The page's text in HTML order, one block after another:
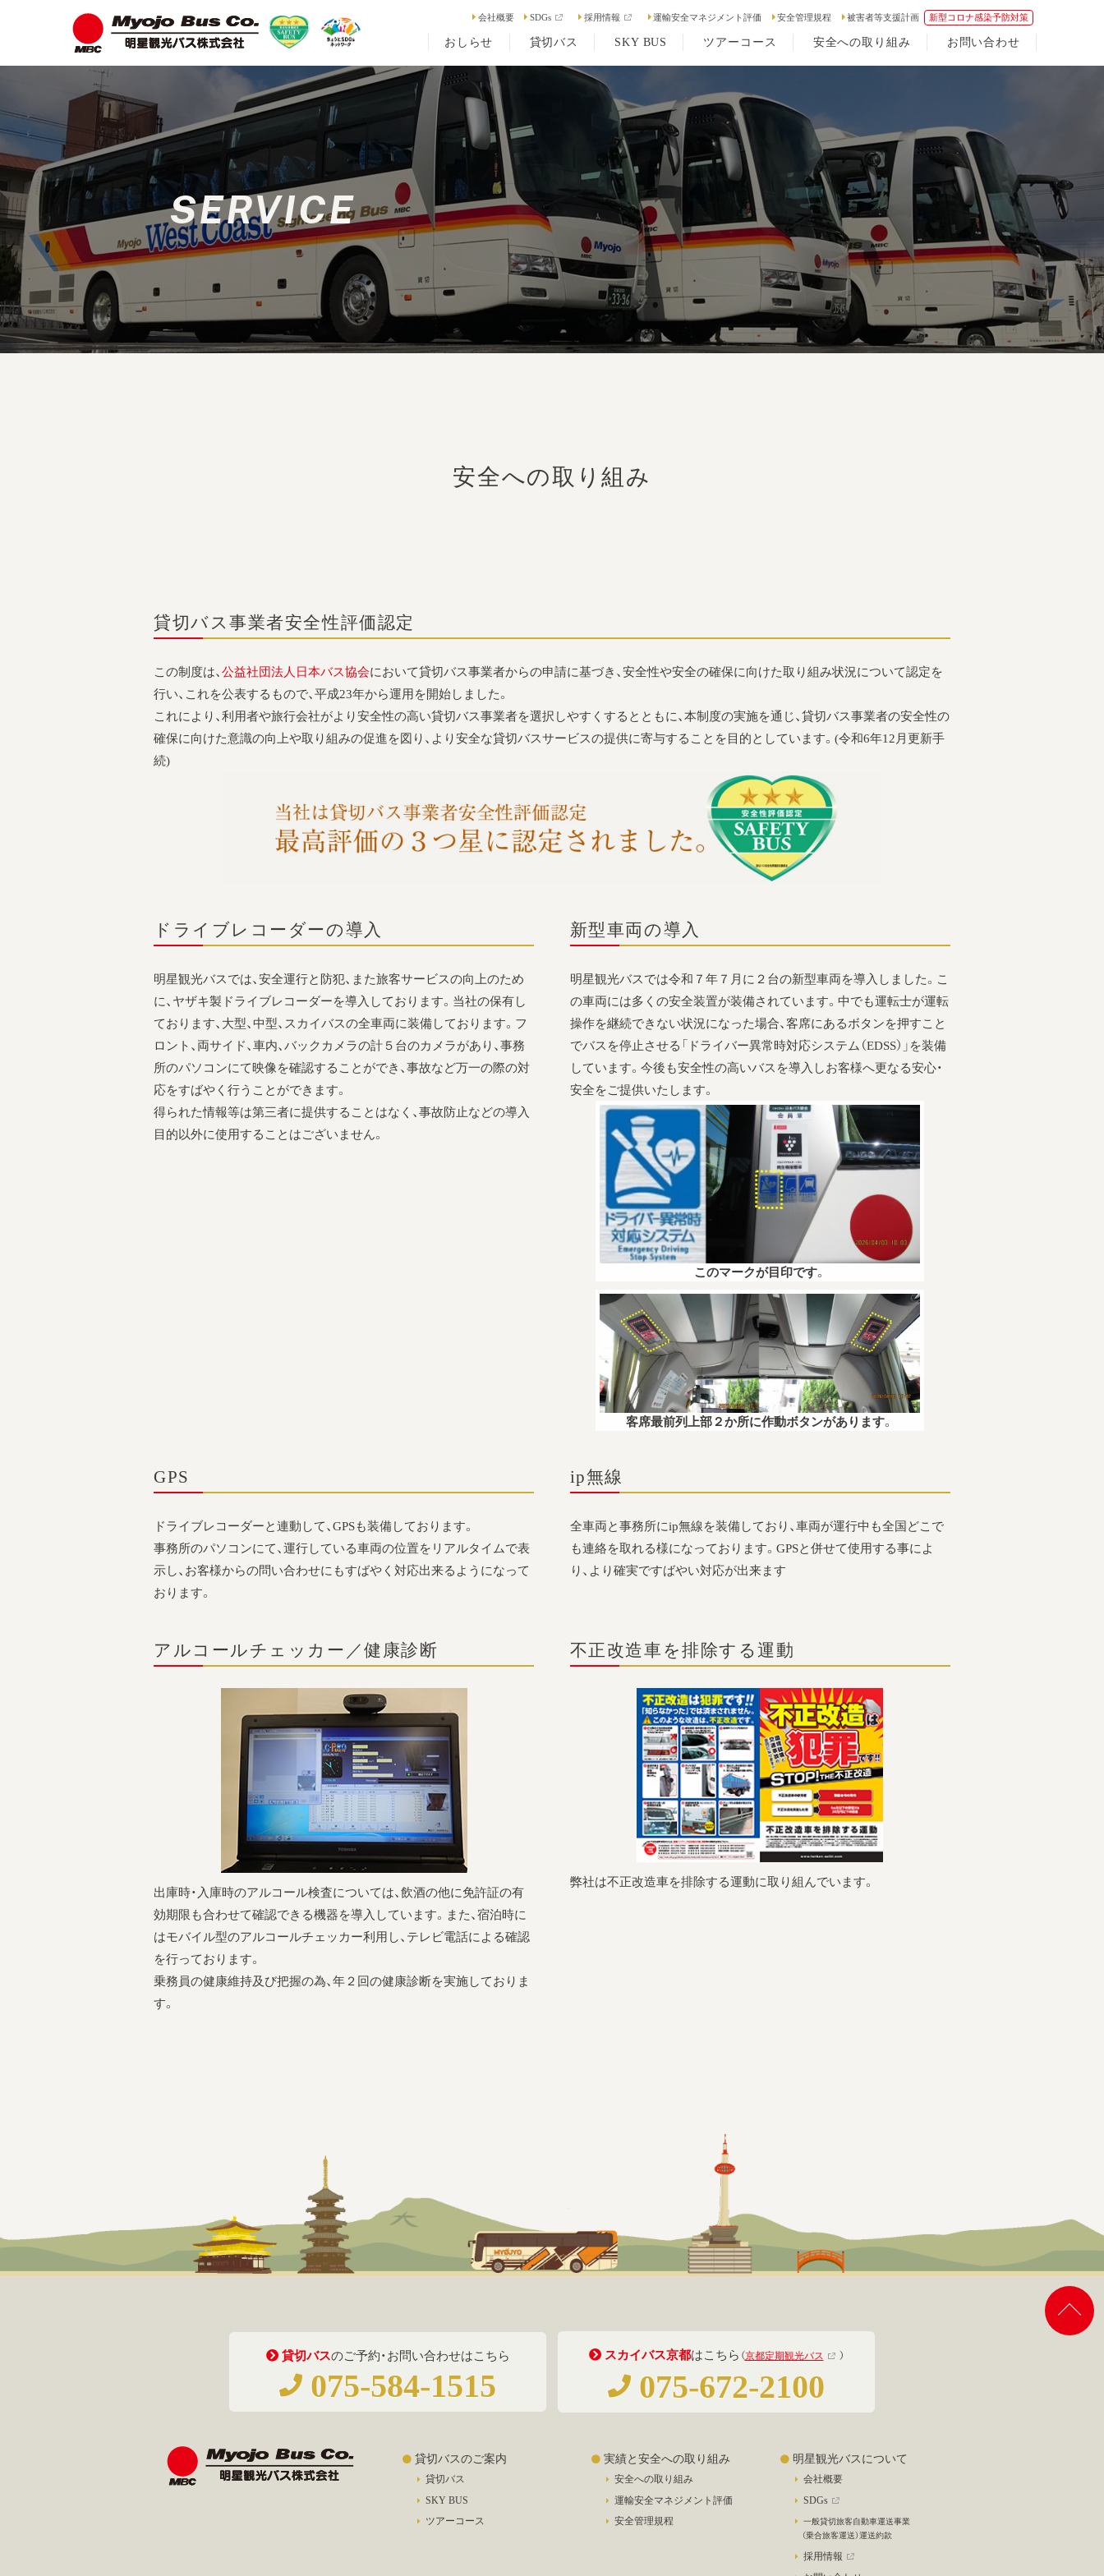
おしらせ 貸切バス SKY BUS ツアーコース 安全への取り組み お問い合わせ
会社概要 SDGs 採用情報 運輸安全マネジメント評価 安全管理規程 被害者等支援計画 新型コロナ感染予防対策
SERVICE
安全への取り組み
貸切バス事業者安全性評価認定
この制度は、 公益社団法人日本バス協会において貸切バス事業者からの申請に基づき、安全性や安全の確保に向けた取り組み状況について認定を
行い、これを公表するもので、平成23年から運用を開始しました。
これにより、利用者や旅行会社がより安全性の高い貸切バス事業者を選択しやすくするとともに、本制度の実施を通じ、貸切バス事業者の安全性の
確保に向けた意識の向上や取り組みの促進を図り、より安全な貸切バスサービスの提供に寄与することを目的としています。(令和6年12月更新手
続)
ドライブレコーダーの導入
明星観光バスでは、安全運行と防犯、また旅客サービスの向上のため
に、ヤザキ製ドライブレコーダーを導入しております。当社の保有し
ております、大型、中型、スカイバスの全車両に装備しております。フ
ロント、両サイド、車内、バックカメラの計５台のカメラがあり、事務
所のパソコンにて映像を確認することができ、事故など万一の際の対
応をすばやく行うことができます。
得られた情報等は第三者に提供することはなく、事故防止などの導入
目的以外に使用することはございません。
新型車両の導入
明星観光バスでは令和７年７月に２台の新型車両を導入しました。こ
の車両には多くの安全装置が装備されています。中でも運転士が運転
操作を継続できない状況になった場合、客席にあるボタンを押すこと
でバスを停止させる「ドライバー異常時対応システム（EDSS）」を装備
しています。今後も安全性の高いバスを導入しお客様へ更なる安心・
安全をご提供いたします。
このマークが目印です。
客席最前列上部２か所に作動ボタンがあります。
GPS
ドライブレコーダーと連動して、GPSも装備しております。
事務所のパソコンにて、運行している車両の位置をリアルタイムで表
示し、お客様からの問い合わせにもすばやく対応出来るようになって
おります。
ip無線
全車両と事務所にip無線を装備しており、車両が運行中も全国どこで
も連絡を取れる様になっております。GPSと併せて使用する事によ
り、より確実ですばやい対応が出来ます
アルコールチェッカー／健康診断
出庫時・入庫時のアルコール検査については、飲酒の他に免許証の有
効期限も合わせて確認できる機器を導入しています。また、宿泊時に
はモバイル型のアルコールチェッカー利用し、テレビ電話による確認
を行っております。
乗務員の健康維持及び把握の為、年２回の健康診断を実施しておりま
す。
不正改造車を排除する運動
弊社は不正改造車を排除する運動に取り組んでいます。
貸切バスのご予約・お問い合わせはこちら
075-584-1515
スカイバス京都はこちら （京都定期観光バス ）
075-672-2100
貸切バスのご案内
貸切バス
SKY BUS
ツアーコース
実績と安全への取り組み
安全への取り組み
運輸安全マネジメント評価
安全管理規程
明星観光バスについて
会社概要
SDGs
一般貸切旅客自動車運送事業
（乗合旅客運送）運送約款
採用情報